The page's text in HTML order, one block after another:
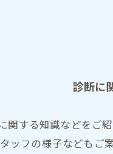
診断に
関する知識などを
ッフの様子なども